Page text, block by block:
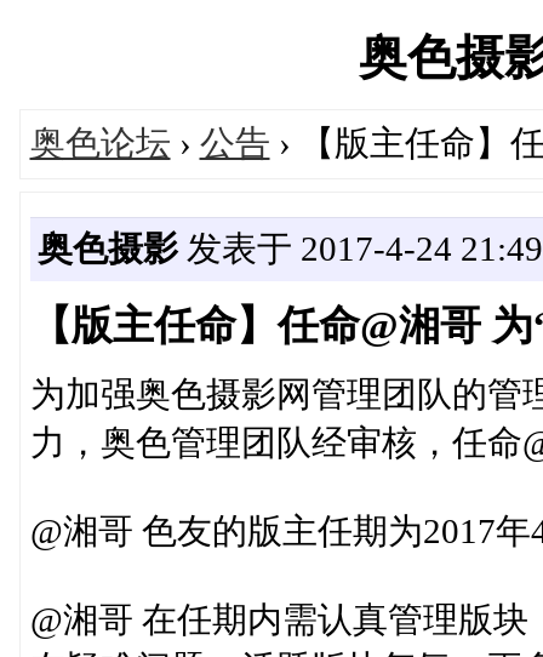
奥色摄
奥色论坛 › 公告 › 【版主任命】
奥色摄影发表于 2017-4-24
【版主任命】任命@湘哥
为加强奥色摄影网管理团队的管
力，奥色管理团队经审核，任命
@湘哥 色友的版主任期为2017
@湘哥 在任期内需认真管理版